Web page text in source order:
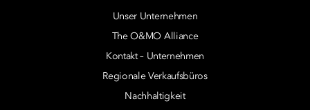
Unser Unternehmen
The O&MO Alliance
Kontakt – Unternehmen
Regionale Verkaufsbüros
Nachhaltigkeit